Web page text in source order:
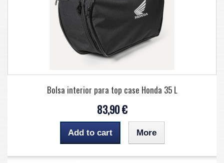
Bolsa interior para top case Honda 35 L
83,90 €
Add to cart More